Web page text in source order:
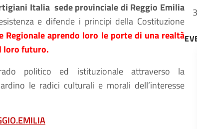
Italia sede provinciale di Reggio Emilia
e difende i principi della Costituzione
aprendo loro le porte di una realtà
loro futuro.
politico ed istituzionale attraverso la
le radici culturali e morali dell’interesse